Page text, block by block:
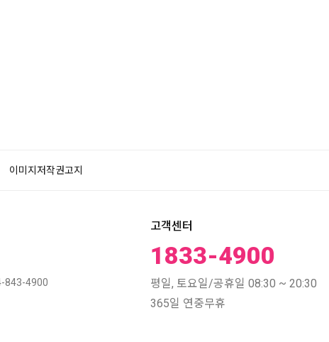
이미지저작권고지
843-4900
고객센터
1833-4900
평일, 토요일/공휴일 08:30 ~ 20:30
365일 연중무휴